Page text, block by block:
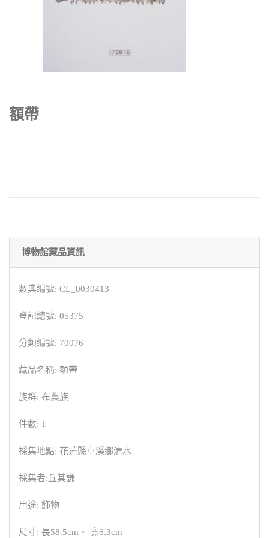
額帶
博物館藏品資訊
數典編號: CL_0030413
登記總號: 05375
分類編號: 70076
藏品名稱: 額帶
族群: 布農族
件數: 1
採集地點: 花蓮縣卓溪鄉清水
採集者:丘其謙
用途: 飾物
尺寸: 長58.5cm、 寬6.3cm